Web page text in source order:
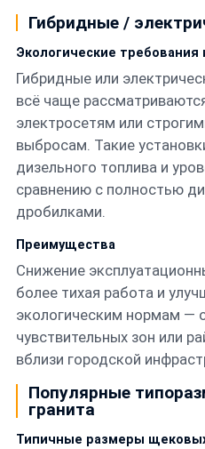
Гибридные /
Экологические требования
Гибридные или
всё чаще
электросетям или
выбросам. Такие
дизельного топлива и
сравнению с полностью
дробилками.
Преимущества
Снижение
более тихая работа и
экологическим нормам —
чувствительных зон или
вблизи городской
Популярные
гранита
Типичные размеры